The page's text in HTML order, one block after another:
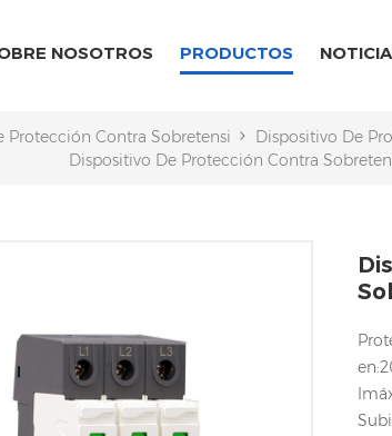
NOSOTROS PRODUCTOS
Protección Contra Sobretensiones CA/CC
Dispositivo De
Dispositivo De Protección Contra